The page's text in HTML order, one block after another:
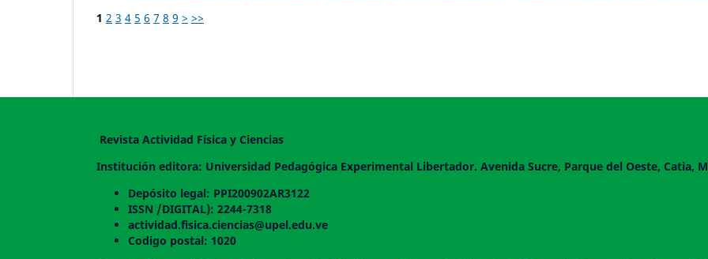
1 2 3 4 5 6 7 8 9 > >>
Revista Actividad Física y Ciencias
Institución editora: Universidad Pedagógica Experimental Libertador. Avenida Sucre, Parque del Oeste, Catia,
Depósito legal: PPI200902AR3122
ISSN /DIGITAL): 2244-7318
actividad.fisica.ciencias@upel.edu.ve
Codigo postal: 1020